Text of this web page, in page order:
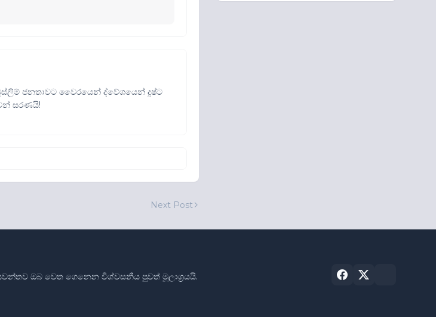
ජනතාවට වෛරයෙන් ද්වේශයෙන් දුෂ්ට
සරණයි!
Next Post
ඔබ වෙත ගෙනෙන විශ්වසනීය පුවත් මූලාශ්‍රයයි.